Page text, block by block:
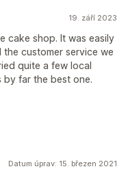
19. září 2023
cake shop. It was easily
customer service we
quite a few local
by far the best one.
Datum úprav: 15. březen 2021